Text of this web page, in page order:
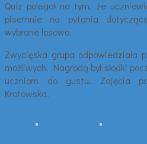
Quiz polegał na tym, że
pisemnie na pytania
wybrane losowo.
Zwycięska grupa odpowiedziała
możliwych. Nagrodą był słodki
uczniom do gustu. Zajęcia
Krotowska.